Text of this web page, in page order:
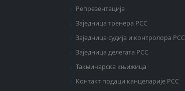
Репрезентација
Заједница тренера РСС
Заједница судија и контролора РСС
Заједница делегата РСС
Такмичарска књижица
Контакт подаци канцеларије РСС